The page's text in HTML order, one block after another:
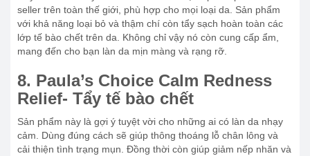
seller trên toàn thế giới, phù hợp cho mọi loại da. Sản phẩm
với khả năng loại bỏ và thậm chí còn tẩy sạch hoàn toàn các
lớp tế bào chết trên da. Không chỉ vậy nó còn cung cấp ẩm,
mang đến cho bạn làn da mịn màng và rạng rỡ.
8. Paula’s Choice Calm Redness
Relief- Tẩy tế bào chết
Sản phẩm này là gợi ý tuyệt vời cho những ai có làn da nhạy
cảm. Dùng đúng cách sẽ giúp thông thoáng lỗ chân lông và
cải thiện tình trạng mụn. Đồng thời còn giúp giảm nếp nhăn và